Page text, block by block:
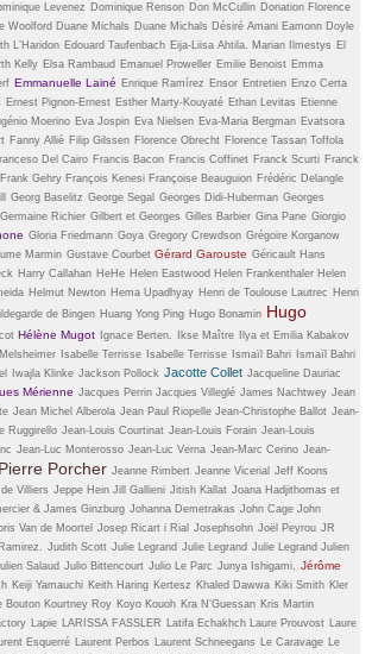
Levenez Dominique Renson Don McCullin Donation Florence
Woolford Duane Michals Duane Michals Désiré Amani Eamonn Doyle
L’Haridon Edouard Taufenbach Eija-Liisa Ahtila. Marian Ilmestys El
Kelly Elsa Rambaud Emanuel Proweller Emilie Benoist Emma
Emmanuelle Lainé Enrique Ramírez Ensor Entretien Enzo Certa
Ernest Pignon-Ernest Esther Marty-Kouyaté Ethan Levitas Etienne
Moerino Eva Jospin Eva Nielsen Eva-Maria Bergman Evatsora
Fanny Allié Filip Gilssen Florence Obrecht Florence Tassan Toffola
Del Cairo Francis Bacon Francis Coffinet Franck Scurti Franck
Frank Gehry François Kenesi Françoise Beauguion Frédéric Delangle
Georg Baselitz George Segal Georges Didi-Huberman Georges
Germaine Richier Gilbert et Georges Gilles Barbier Gina Pane Giorgio
Gloria Friedmann Goya Gregory Crewdson Grégoire Korganow
Marmin Gustave Courbet Gérard Garouste Géricault Hans
Harry Callahan HeHe Helen Eastwood Helen Frankenthaler Helen
Helmut Newton Hema Upadhyay Henri de Toulouse Lautrec Henri
de Bingen Huang Yong Ping Hugo Bonamin Hugo
Hélène Mugot Ignace Berten. Ikse Maître
Ilya et Emilia Kabakov
Isabelle Terrisse Isabelle Terrisse Ismaïl Bahri
Ismaïl Bahri
Iwajla Klinke Jackson Pollock Jacotte Collet Jacqueline Dauriac
Mérienne Jacques Perrin Jacques Villeglé James Nachtwey Jean
Jean Michel Alberola Jean Paul Riopelle Jean-Christophe Ballot Jean-
Ruggirello Jean-Louis Courtinat Jean-Louis Forain Jean-Louis
Jean-Luc Monterosso Jean-Luc Verna Jean-Marc Cerino Jean-
Porcher Jeanne Rimbert Jeanne Vicerial Jeff Koons
Villiers Jeppe Hein Jill Gallieni Jitish Kallat Joana Hadjithomas et
& James Ginzburg Johanna Demetrakas John Cage John
Van de Moortel Josep Ricart i Rial Josephsohn Joël Peyrou JR
Judith Scott Julie Legrand Julie Legrand Julie Legrand Julien
Salaud Julio Bittencourt Julio Le Parc Junya Ishigami, Jérôme
Keiji Yamauchi Keith Haring Kertesz Khaled Dawwa Kiki Smith Kler
Bouton Kourtney Roy Koyo Kouoh Kra N’Guessan Kris Martin
Lapie LARISSA FASSLER Latifa Echakhch Laure Prouvost Laure
Esquerré Laurent Perbos Laurent Schneegans Le Caravage Le